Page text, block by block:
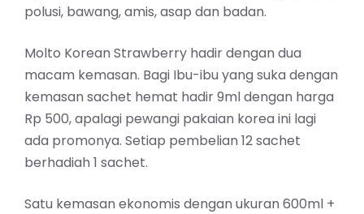
polusi, bawang, amis, asap dan badan.
Molto Korean Strawberry hadir dengan dua
macam kemasan. Bagi Ibu-ibu yang suka dengan
kemasan sachet hemat hadir 9ml dengan harga
Rp 500, apalagi pewangi pakaian korea ini lagi
ada promonya. Setiap pembelian 12 sachet
berhadiah 1 sachet.
Satu kemasan ekonomis dengan ukuran 600ml +